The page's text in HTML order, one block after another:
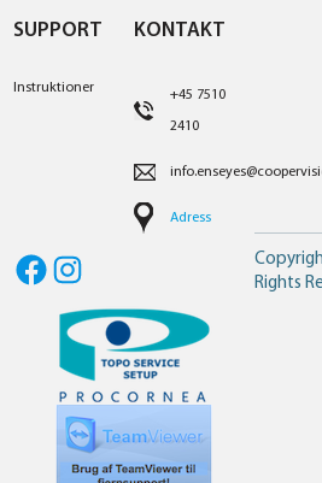
SUPPORT
Instruktioner
KONTAKT
+45 7510
2410
Adress
FacebookInstagram
Rights